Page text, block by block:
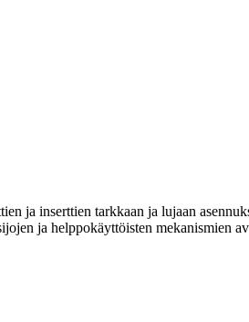
ja inserttien tarkkaan ja lujaan
ja helppokäyttöisten mekanismien